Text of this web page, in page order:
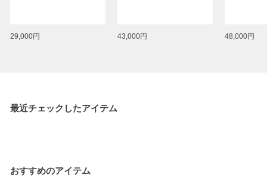
29,000円 43,000円 48,000円
最近チェックしたアイテム
おすすめのアイテム